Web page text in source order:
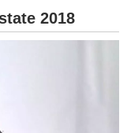
2018